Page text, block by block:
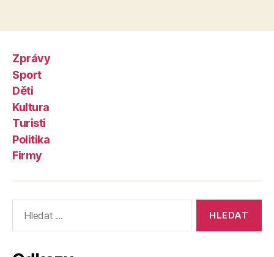
Zprávy
Sport
Děti
Kultura
Turisti
Politika
Firmy
vyhledávání: